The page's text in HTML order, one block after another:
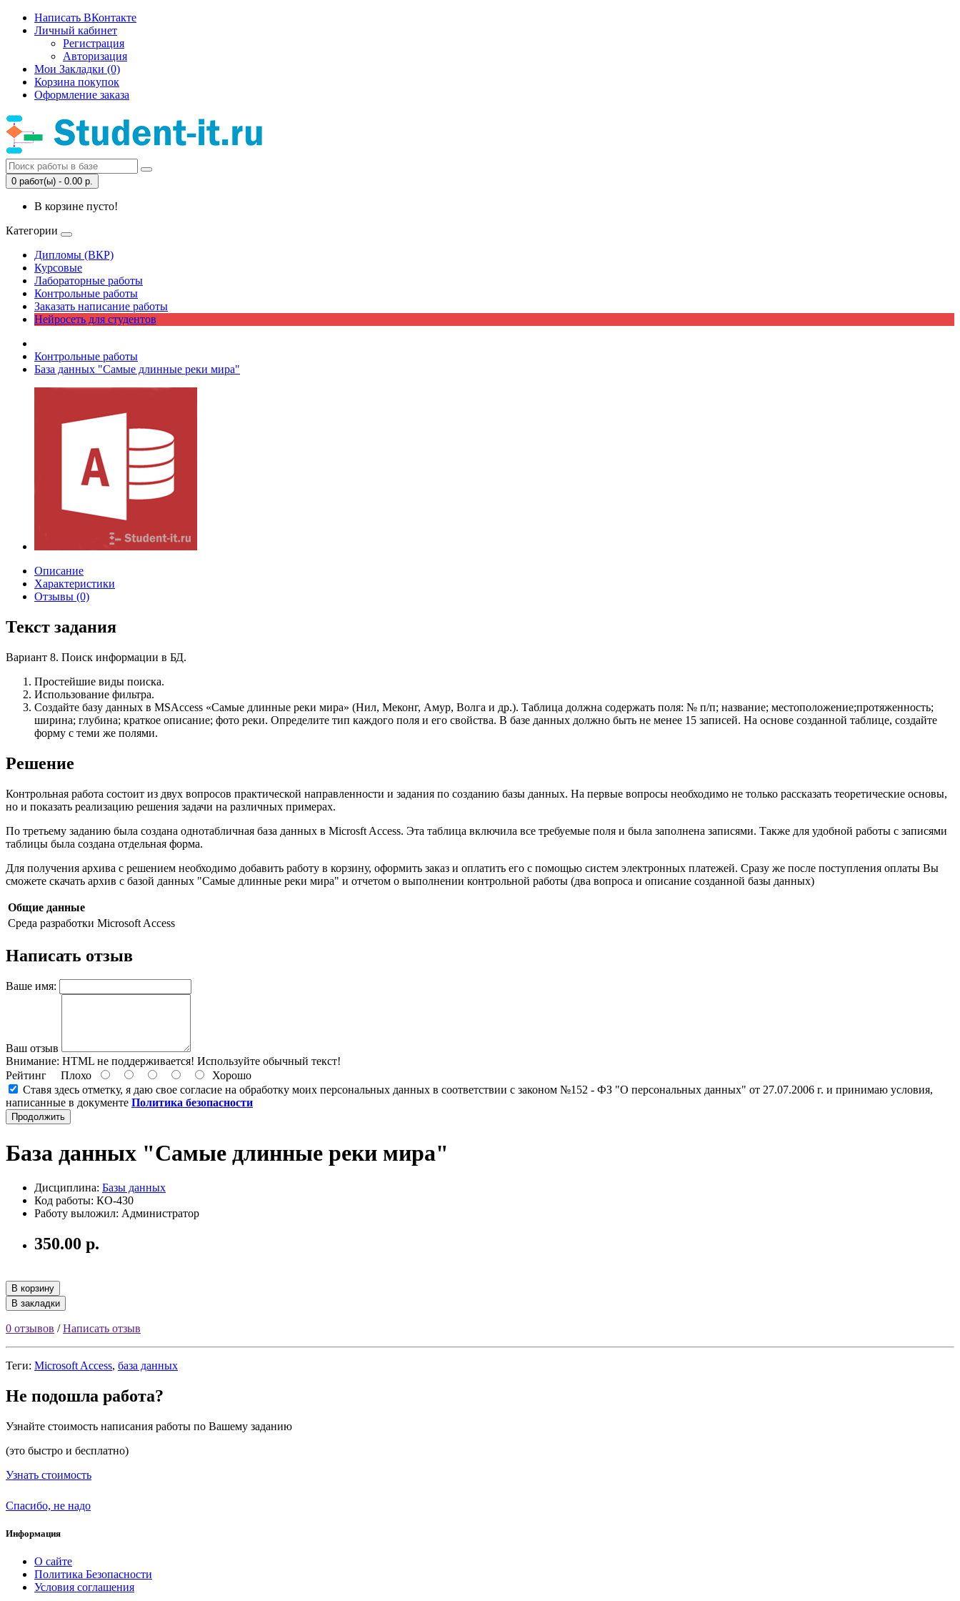
Написать ВКонтакте
Личный кабинет
Регистрация
Авторизация
Мои Закладки (0)
Корзина покупок
Оформление заказа
0 работ(ы) - 0.00 р.
В корзине пусто!
Категории
Дипломы (ВКР)
Курсовые
Лабораторные работы
Контрольные работы
Заказать написание работы
Нейросеть для студентов
Контрольные работы
База данных "Самые длинные реки мира"
Описание
Характеристики
Отзывы (0)
Текст задания
Вариант 8. Поиск информации в БД.
Простейшие виды поиска.
Использование фильтра.
Создайте базу данных в MSAccess «Самые длинные реки мира» (Нил, Меконг, Амур, Волга и др.). Таблица должна содержать поля: № п/п; название; местоположение;протяженность;
ширина; глубина; краткое описание; фото реки. Определите тип каждого поля и его свойства. В базе данных должно быть не менее 15 записей. На основе созданной таблице, создайте
форму с теми же полями.
Решение
Контрольная работа состоит из двух вопросов практической направленности и задания по созданию базы данных. На первые вопросы необходимо не только рассказать теоретические основы,
но и показать реализацию решения задачи на различных примерах.
По третьему заданию была создана однотабличная база данных в Microsft Access. Эта таблица включила все требуемые поля и была заполнена записями. Также для удобной работы с записями
таблицы была создана отдельная форма.
Для получения архива с решением необходимо добавить работу в корзину, оформить заказ и оплатить его с помощью систем электронных платежей. Сразу же после поступления оплаты Вы
сможете скачать архив с базой данных "Самые длинные реки мира" и отчетом о выполнении контрольной работы (два вопроса и описание созданной базы данных)
Общие данные
Среда разработки Microsoft Access
Написать отзыв
Ваше имя:
Ваш отзыв
Внимание: HTML не поддерживается! Используйте обычный текст!
Рейтинг Плохо
Хорошо
Ставя здесь отметку, я даю свое согласие на обработку моих персональных данных в соответствии с законом №152 - ФЗ "О персональных данных" от 27.07.2006 г. и принимаю условия,
написанные в документе Политика безопасности
Продолжить
База данных "Самые длинные реки мира"
Дисциплина: Базы данных
Код работы: КО-430
Работу выложил: Администратор
350.00 р.
В корзину
В закладки
0 отзывов /Написать отзыв
Теги: Microsoft Access, база данных
Не подошла работа?
Узнайте стоимость написания работы по Вашему заданию
(это быстро и бесплатно)
Узнать стоимость
Спасибо, не надо
Информация
О сайте
Политика Безопасности
Условия соглашения